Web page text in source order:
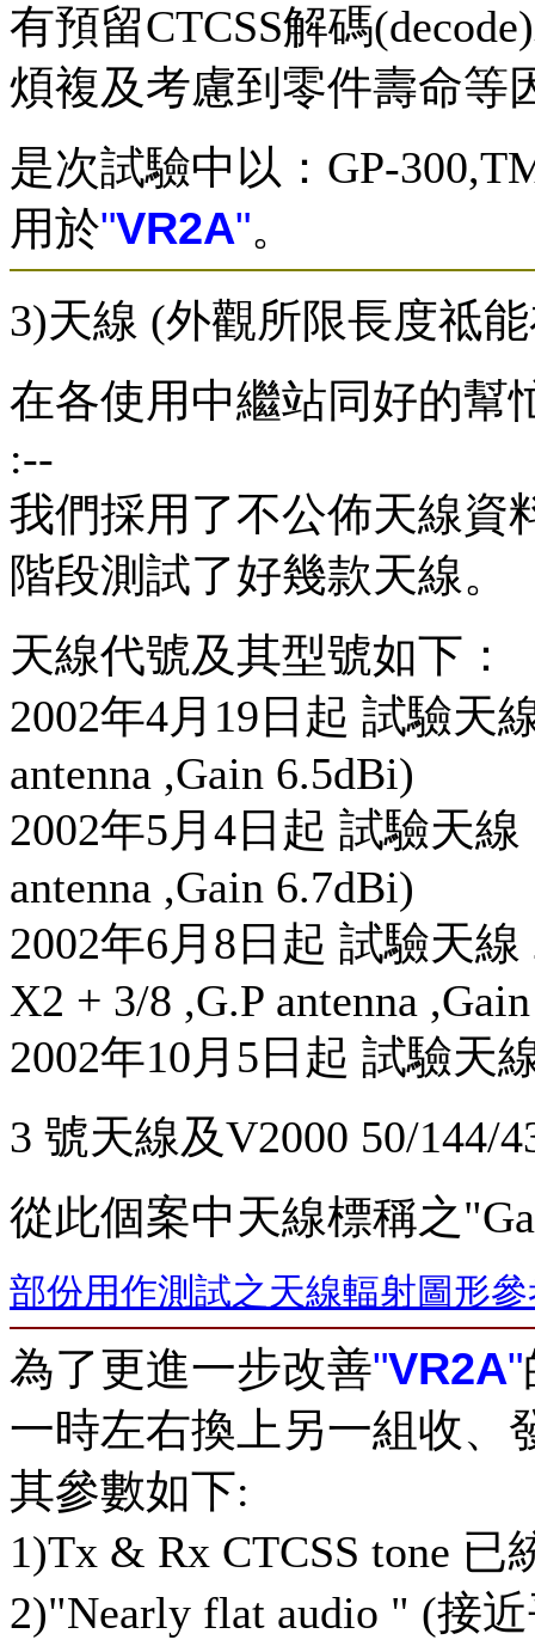
有預留CTCSS解碼
煩複及考慮到零件壽命等
是次試驗中以：GP-
用於"VR2A"。
3)天線 (外觀所限長度祗
在各使用中繼站同好的幫
:--
我們採用了不公佈天線資
階段測試了好幾款天線。
天線代號及其型號如下：
2002年4月19日起 試驗天
antenna ,Gain 6.5dBi)
2002年5月4日起 試驗天線
antenna ,Gain 6.7dBi)
2002年6月8日起 試驗天線
X2 + 3/8 ,G.P antenna
2002年10月5日起 試驗天
3 號天線及V2000 50/144/
從此個案中天線標稱之
部份用作測試之天線輻射圖形
為了更進一步改善"VR2A"
一時左右換上另一組收、
其參數如下:
1)Tx & Rx CTCSS tone
2)"Nearly flat audio " (接